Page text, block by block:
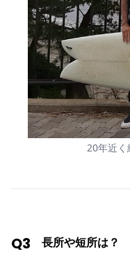
20年近
Q3
長所や短所は？